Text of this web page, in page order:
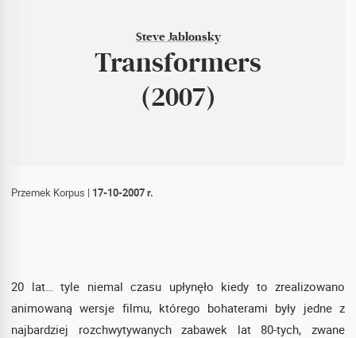
Steve Jablonsky
Transformers
(2007)
Przemek Korpus | 17-10-2007 r.
20 lat… tyle niemal czasu upłynęło kiedy to zrealizowano
animowaną wersje filmu, którego bohaterami były jedne z
najbardziej rozchwytywanych zabawek lat 80-tych, zwane